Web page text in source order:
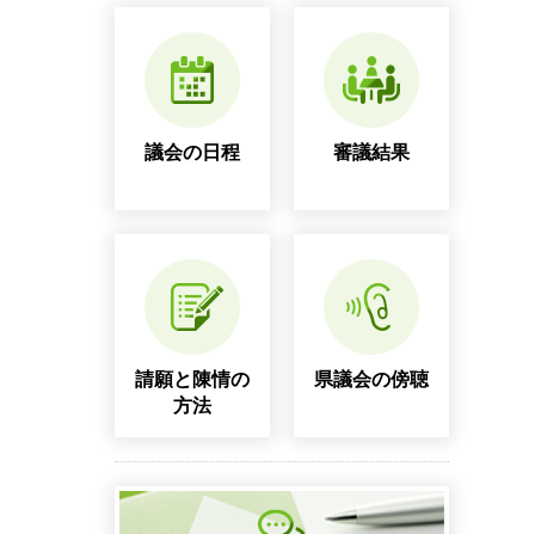
議会の日程 審議結果
請願と陳情の
方法
県議会の傍聴